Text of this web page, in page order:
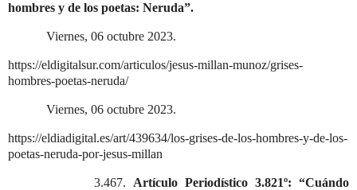
hombres y de los poetas: Neruda”.
Viernes, 06 octubre 2023.
https://eldigitalsur.com/articulos/jesus-millan-munoz/grises-
hombres-poetas-neruda/
Viernes, 06 octubre 2023.
https://eldiadigital.es/art/439634/los-grises-de-los-hombres-y-de-los-
poetas-neruda-por-jesus-millan
3.467. Artículo Periodístico 3.821º: “Cuándo